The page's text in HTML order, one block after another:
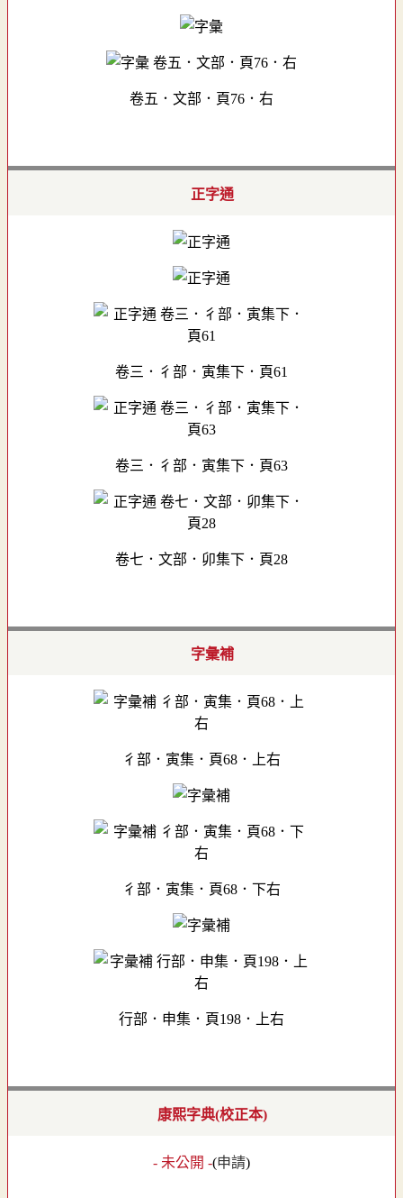
卷五．文部．頁76．右
正字通
卷三．彳部．寅集下．頁61
卷三．彳部．寅集下．頁63
卷七．文部．卯集下．頁28
字彙補
彳部．寅集．頁68．上右
彳部．寅集．頁68．下右
行部．申集．頁198．上右
康熙字典(校正本)
- 未公開 -(申請)